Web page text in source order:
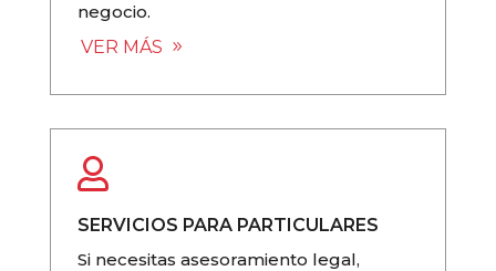
negocio.
VER MÁS

SERVICIOS PARA PARTICULARES
Si necesitas asesoramiento legal,